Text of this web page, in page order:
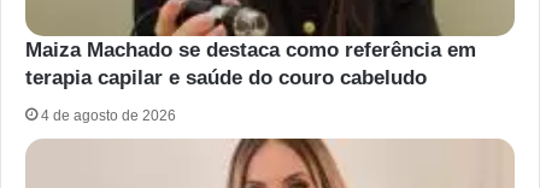
Maiza Machado se destaca como referência em
terapia capilar e saúde do couro cabeludo
4 de agosto de 2026